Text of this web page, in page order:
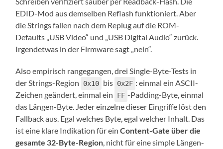
EDID-Mod aus demselben Reflash funktioniert. Aber
die Strings fallen nach dem Replug auf die ROM-
Defaults „USB Video“ und „USB Digital Audio“ zurück.
Irgendetwas in der Firmware sagt „nein“.
Also empirisch rangegangen, drei Single-Byte-Tests in
der Strings-Region
0x10 bis 0x2F : einmal ein ASCII-
Zeichen geändert, einmal ein
FF -Padding-Byte, einmal
das Längen-Byte. Jeder einzelne dieser Eingriffe löst den
Fallback aus. Egal welches Byte, egal welcher Inhalt. Das
ist eine klare Indikation für einContent-Gate über die
gesamte 32-Byte-Region, nicht für eine simple Längen-